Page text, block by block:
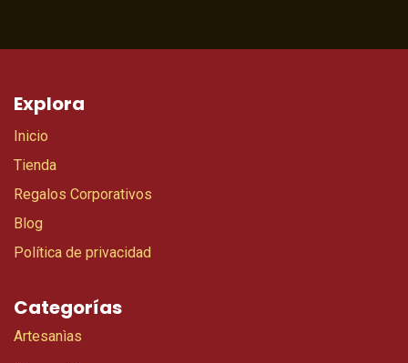
Explora
Inicio
Tienda
Regalos Corporativos
Blog
Política de privacidad
Categorías
Artesanìas